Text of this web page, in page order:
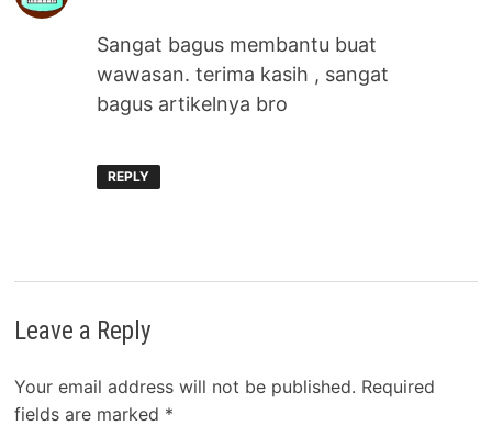
Sangat bagus membantu buat
wawasan. terima kasih , sangat
bagus artikelnya bro
REPLY
Leave a Reply
Your email address will not be published. Required
fields are marked *